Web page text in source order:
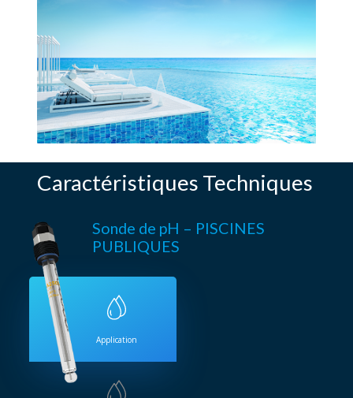
Caractéristiques Techniques
Sonde de pH – PISCINES
PUBLIQUES
Application